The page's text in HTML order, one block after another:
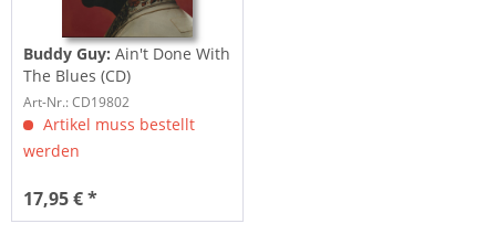
Buddy Guy:Ain't Done With
The Blues (CD)
Art-Nr.: CD19802
Artikel muss bestellt
werden
17,95 € *